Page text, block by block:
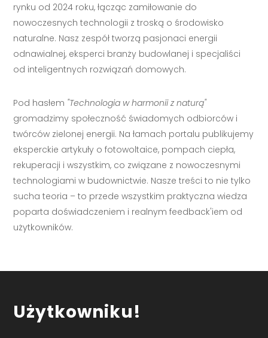
rynku od 2024 roku, łącząc zamiłowanie do
nowoczesnych technologii z troską o środowisko
naturalne. Nasz zespół tworzą pasjonaci energii
odnawialnej, eksperci branży budowlanej i specjaliści
od inteligentnych rozwiązań domowych.
Pod hasłem "Technologia w harmonii z naturą"
gromadzimy społeczność świadomych odbiorców i
twórców zielonej energii. Na łamach portalu publikujemy
eksperckie artykuły o fotowoltaice, pompach ciepła,
rekuperacji i wszystkim, co związane z nowoczesnymi
technologiami w budownictwie. Nasze treści to nie tylko
sucha teoria – to przede wszystkim praktyczna wiedza
poparta doświadczeniem i realnym feedback'iem od
użytkowników.
Użytkowniku!